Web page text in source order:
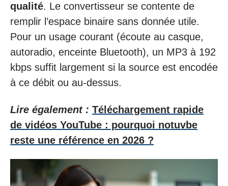
qualité. Le convertisseur se contente de
remplir l’espace binaire sans donnée utile.
Pour un usage courant (écoute au casque,
autoradio, enceinte Bluetooth), un MP3 à 192
kbps suffit largement si la source est encodée
à ce débit ou au-dessus.
Lire également : Téléchargement rapide
de vidéos YouTube : pourquoi notuvbe
reste une référence en 2026 ?